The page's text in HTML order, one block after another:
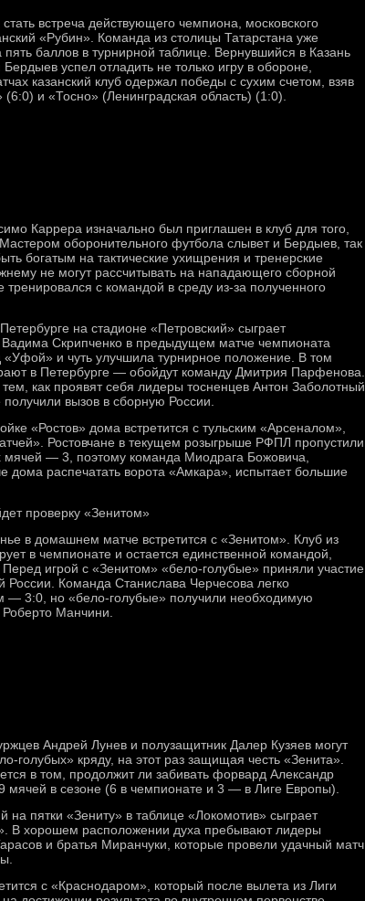
встреча действующего чемпиона, московского
«Рубин». Команда из столицы Татарстана уже
баллов в турнирной таблице. Вернувшийся в Казань
успел отладить не только игру в обороне,
казанский клуб одержал победы с сухим счетом, взяв
и «Тосно» (Ленинградская область) (1:0).
Каррера изначально был приглашен в клуб для того,
оборонительного футбола слывет и Бердыев, так
богатым на тактические ухищрения и тренерские
не могут рассчитывать на нападающего сборной
с командой в среду из-за полученного
на стадионе «Петровский» сыграет
Скрипченко в предыдущем матче чемпионата
и чуть улучшила турнирное положение. В том
в Петербурге — обойдут команду Дмитрия Парфенова.
как проявят себя лидеры тосненцев Антон Заболотный
вызов в сборную России.
«Ростов» дома встретится с тульским «Арсеналом»,
Ростовчане в текущем розыгрыше РФПЛ пропустили
— 3, поэтому команда Миодрага Божовича,
распечатать ворота «Амкара», испытает большие
проверку «Зенитом»
в домашнем матче встретится с «Зенитом». Клуб из
в чемпионате и остается единственной командой,
игрой с «Зенитом» «бело-голубые» приняли участие
России. Команда Станислава Черчесова легко
— 3:0, но «бело-голубые» получили необходимую
Манчини.
Андрей Лунев и полузащитник Далер Кузяев могут
голубых» кряду, на этот раз защищая честь «Зенита».
в том, продолжит ли забивать форвард Александр
мячей в сезоне (6 в чемпионате и 3 — в Лиге Европы).
на пятки «Зениту» в таблице «Локомотив» сыграет
В хорошем расположении духа пребывают лидеры
и братья Миранчуки, которые провели удачный матч
с «Краснодаром», который после вылета из Лиги